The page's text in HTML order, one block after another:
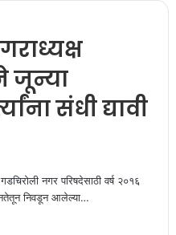
जून्या
संधी द्यावी
नगर परिषदेसाठी वर्ष २०१६
निवडून आलेल्या…